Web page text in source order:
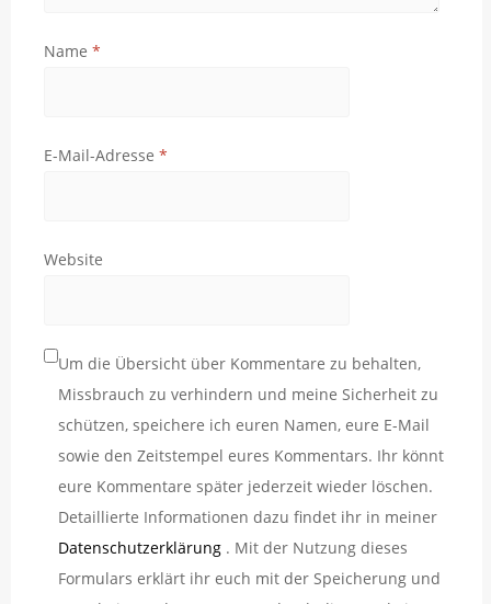
Name *
E-Mail-Adresse *
Website
Um die Übersicht über Kommentare zu behalten,
Missbrauch zu verhindern und meine Sicherheit zu
schützen, speichere ich euren Namen, eure E-Mail
sowie den Zeitstempel eures Kommentars. Ihr könnt
eure Kommentare später jederzeit wieder löschen.
Detaillierte Informationen dazu findet ihr in meiner
Datenschutzerklärung . Mit der Nutzung dieses
Formulars erklärt ihr euch mit der Speicherung und